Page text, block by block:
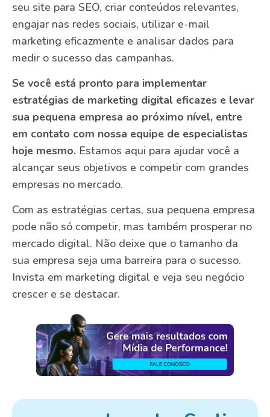
seu site para SEO, criar conteúdos relevantes,
engajar nas redes sociais, utilizar e-mail
marketing eficazmente e analisar dados para
medir o sucesso das campanhas.
Se você está pronto para implementar
estratégias de marketing digital eficazes e levar
sua pequena empresa ao próximo nível, entre
em contato com nossa equipe de especialistas
hoje mesmo. Estamos aqui para ajudar você a
alcançar seus objetivos e competir com grandes
empresas no mercado.
Com as estratégias certas, sua pequena empresa
pode não só competir, mas também prosperar no
mercado digital. Não deixe que o tamanho da
sua empresa seja uma barreira para o sucesso.
Invista em marketing digital e veja seu negócio
crescer e se destacar.